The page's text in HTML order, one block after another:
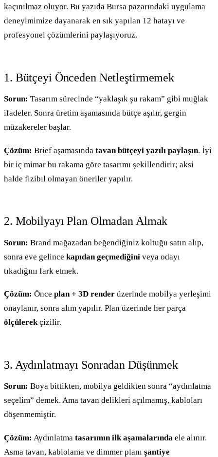
kaçınılmaz oluyor. Bu yazıda Bursa pazarındaki uygulama
deneyimimize dayanarak en sık yapılan 12 hatayı ve
profesyonel çözümlerini paylaşıyoruz.
1. Bütçeyi Önceden Netleştirmemek
Sorun: Tasarım sürecinde “yaklaşık şu rakam” gibi muğlak
ifadeler. Sonra üretim aşamasında bütçe aşılır, gergin
müzakereler başlar.
Çözüm: Brief aşamasında tavan bütçeyi yazılı paylaşın. İyi
bir iç mimar bu rakama göre tasarımı şekillendirir; aksi
halde fizibıl olmayan öneriler yapılır.
2. Mobilyayı Plan Olmadan Almak
Sorun: Brand mağazadan beğendiğiniz koltuğu satın alıp,
sonra eve gelince kapıdan geçmediğini veya odayı
tıkadığını fark etmek.
Çözüm: Önce plan + 3D render üzerinde mobilya yerleşimi
onaylanır, sonra alım yapılır. Plan üzerinde her parça
ölçülerekçizilir.
3. Aydınlatmayı Sonradan Düşünmek
Sorun: Boya bittikten, mobilya geldikten sonra “aydınlatma
seçelim” demek. Ama tavan delikleri açılmamış, kabloları
döşenmemiştir.
Çözüm: Aydınlatma tasarımın ilk aşamalarında ele alınır.
Asma tavan, kablolama ve dimmer planı şantiye